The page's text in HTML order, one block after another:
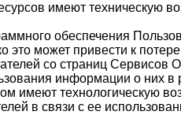
имеют техническую
обеспечения
это может привести к
со страниц Сервисов
информации о них в
имеют технологическую
в связи с ее